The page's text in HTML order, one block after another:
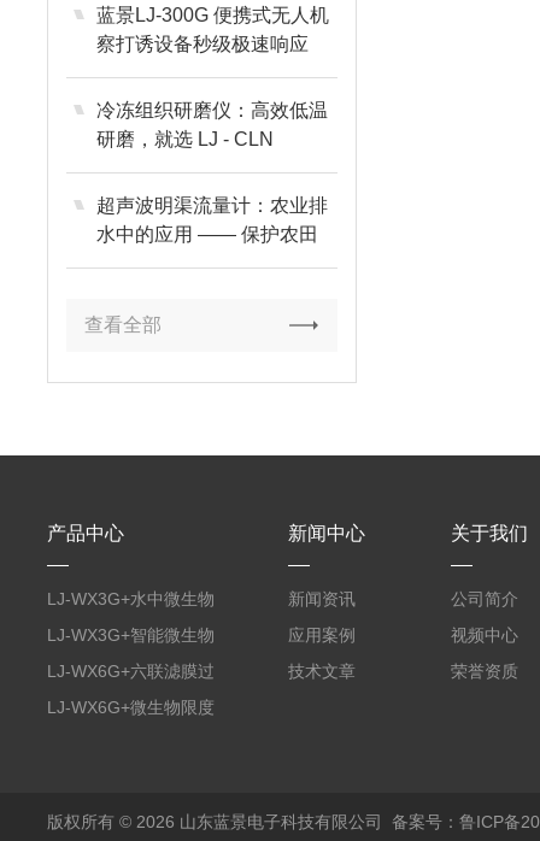
蓝景LJ-300G 便携式无人机
察打诱设备秒级极速响应
冷冻组织研磨仪：高效低温
研磨，就选 LJ - CLN
超声波明渠流量计：农业排
水中的应用 —— 保护农田
生态环境
查看全部
产品中心
LJ-WX3G+水中微生物
膜过滤装置
LJ-WX3G+智能微生物
限度仪
LJ-WX6G+六联滤膜过
滤器
LJ-WX6G+微生物限度
新闻中心
新闻资讯
应用案例
技术文章
关于我们
公司简介
视频中心
荣誉资质
版权所有 © 2026 山东蓝景电子科技有限公司 备案号：鲁ICP备